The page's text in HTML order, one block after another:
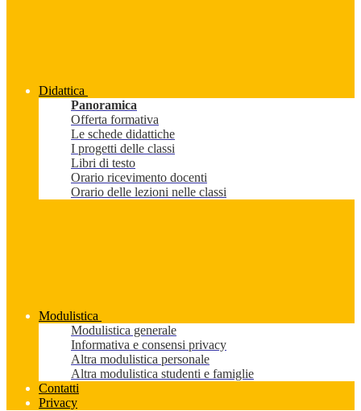
Didattica
Panoramica
Offerta formativa
Le schede didattiche
I progetti delle classi
Libri di testo
Orario ricevimento docenti
Orario delle lezioni nelle classi
Modulistica
Modulistica generale
Informativa e consensi privacy
Altra modulistica personale
Altra modulistica studenti e famiglie
Contatti
Privacy